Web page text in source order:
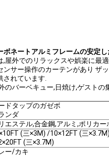
ボネートアルミフレームの安定
屋外でのリラックスや娯楽に最
ンサー操作のカーテンがあり ザ
れています.
のバーベキュー,日焼け,ゲスト
ドタップのガゼボ
ンダ
エステル,合金鋼,アルミ,ポリカー
(三×3M) /10×12FT (三
(三×3.7M)
ー/カキ